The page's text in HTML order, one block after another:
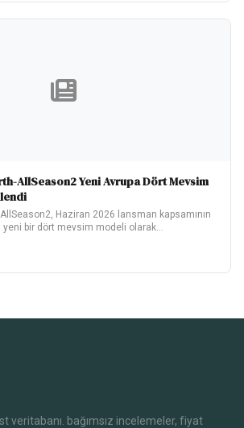
AllSeason2 Yeni Avrupa Dört Mevsim
Haziran 2026 lansman kapsamının
yeni bir dört mevsim modeli olarak…
veritabanı. bağımsız incelemeler, fiyat